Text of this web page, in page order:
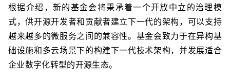
根据介绍， 新的基金会将秉承着一个开放中立的治理模
式，供开源开发者和贡献者建立下一代的架构，可以支持
越来越多的微服务之间的兼容性。 基金会致力于在异构基
础设施和多云场景下的构建下一代技术架构，并发展适合
企业数字化转型的开源生态。